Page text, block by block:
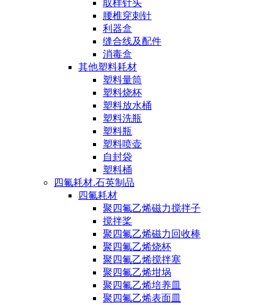
取样针头
腰椎穿刺针
利器盒
缝合线及配件
消毒盒
其他塑料耗材
塑料量筒
塑料烧杯
塑料放水桶
塑料洗瓶
塑料瓶
塑料喷壶
自封袋
塑料桶
四氟耗材.石英制品
四氟耗材
聚四氟乙烯磁力搅拌子
搅拌桨
聚四氟乙烯磁力回收棒
聚四氟乙烯烧杯
聚四氟乙烯搅拌塞
聚四氟乙烯坩埚
聚四氟乙烯培养皿
聚四氟乙烯表面皿